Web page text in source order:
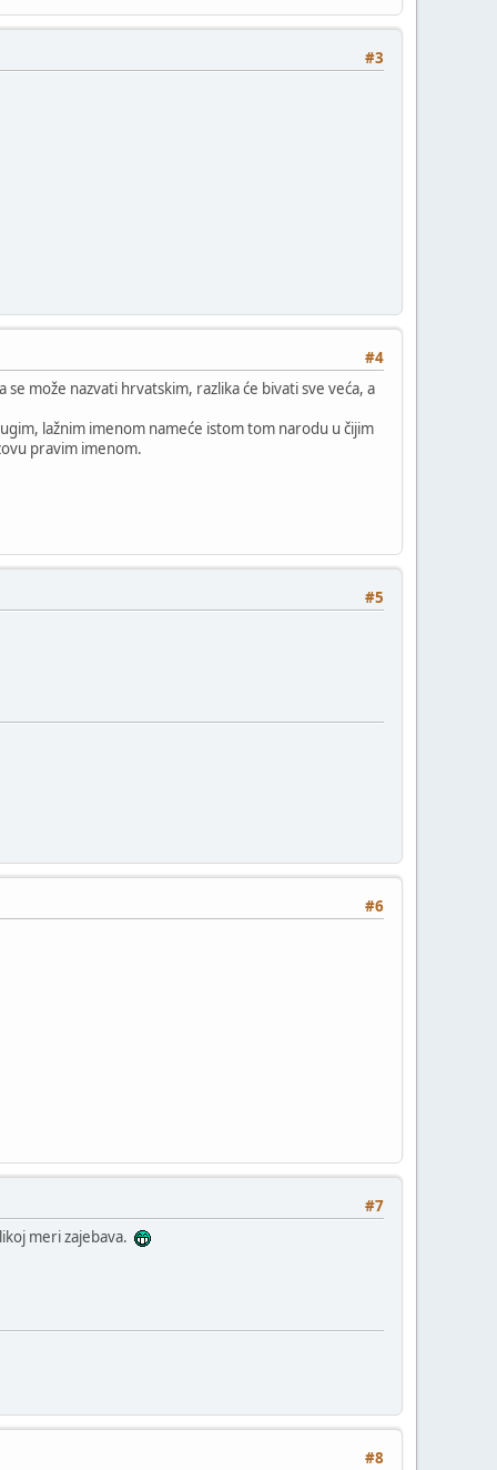
#3
#4
može nazvati hrvatskim, razlika će bivati sve veća, a
lažnim imenom nameće istom tom narodu u čijim
pravim imenom.
#5
#6
#7
meri zajebava.
#8